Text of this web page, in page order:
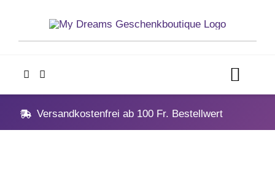
content
Home
Versandkostenfrei ab 100 Fr. Bestellwert